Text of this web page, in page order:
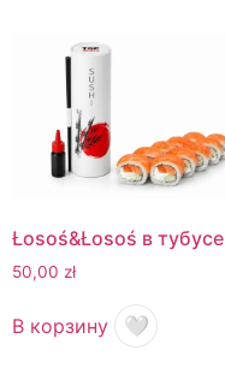
Łosoś&Łosoś в тубусе
50,00 zł
В корзину 🤍